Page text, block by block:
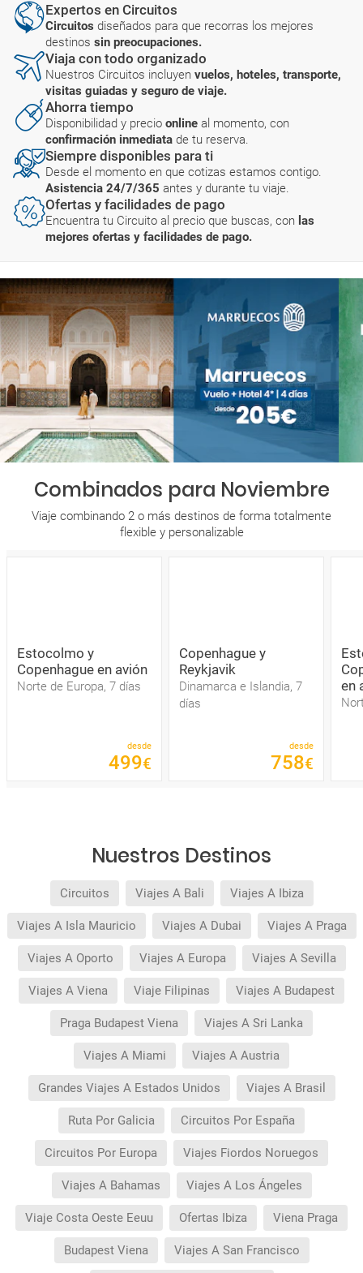
Expertos en Circuitos
Circuitos diseñados para que recorras los mejores
destinos sin preocupaciones.
Viaja con todo organizado
Nuestros Circuitos incluyen vuelos, hoteles, transporte,
visitas guiadas y seguro de viaje.
Ahorra tiempo
Disponibilidad y precio online al momento, con
confirmación inmediata de tu reserva.
Siempre disponibles para ti
Desde el momento en que cotizas estamos contigo.
Asistencia 24/7/365 antes y durante tu viaje.
Ofertas y facilidades de pago
Encuentra tu Circuito al precio que buscas, con las
mejores ofertas y facilidades de pago.
Combinados para Noviembre
Viaje combinando 2 o más destinos de forma totalmente
flexible y personalizable
Estocolmo y
Copenhague en avión
Norte de Europa, 7 días
desde
499€
Copenhague y
Reykjavik
Dinamarca e Islandia, 7
días
desde
758€
en
Nuestros Destinos
Circuitos Viajes A Bali Viajes A Ibiza
Viajes A Isla Mauricio Viajes A Dubai Viajes A Praga
Viajes A Oporto Viajes A Europa Viajes A Sevilla
Viajes A Viena Viaje Filipinas Viajes A Budapest
Praga Budapest Viena Viajes A Sri Lanka
Viajes A Miami Viajes A Austria
Grandes Viajes A Estados Unidos Viajes A Brasil
Ruta Por Galicia Circuitos Por España
Circuitos Por Europa Viajes Fiordos Noruegos
Viajes A Bahamas Viajes A Los Ángeles
Viaje Costa Oeste Eeuu Ofertas Ibiza Viena Praga
Budapest Viena Viajes A San Francisco